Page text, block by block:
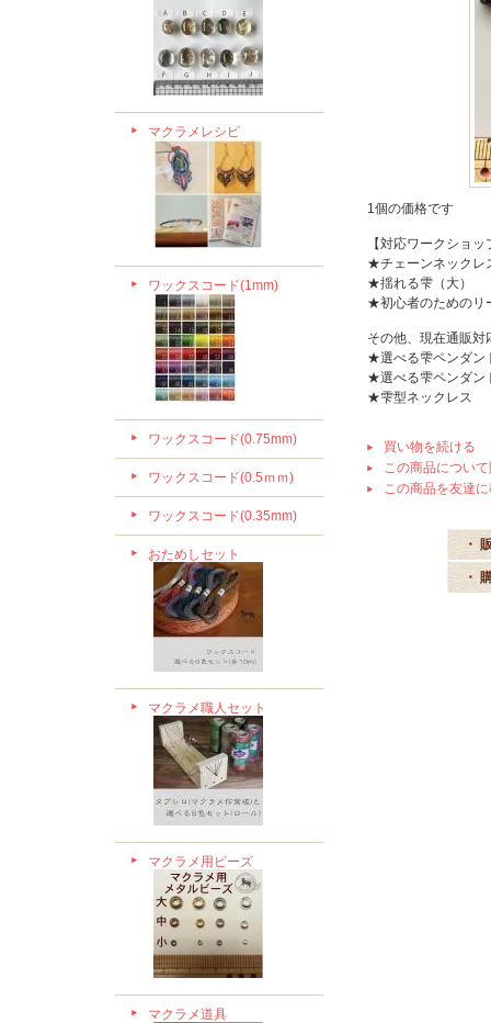
マクラメレシピ
ワックスコード(1mm)
ワックスコード(0.75mm)
ワックスコード(0.5ｍｍ)
ワックスコード(0.35mm)
おためしセット
マクラメ職人セット
マクラメ用ビーズ
マクラメ道具
1個の価格です
【対応ワークショ
★チェーンネックレ
★揺れる雫（大）
★初心者のためのリ
その他、現在通販
★選べる雫ペンダン
★選べる雫ペンダン
★雫型ネックレス
買い物を続ける
この商品につい
この商品を友達
・
・